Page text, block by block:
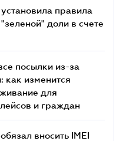
правила
доли в счете
посылки из-за
как изменится
для
и граждан
вносить IMEI